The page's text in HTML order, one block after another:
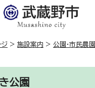
ジ > 施設案内 > 公園・市民農園
公園